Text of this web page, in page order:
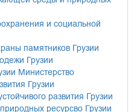
и социальной
памятников Грузии
Грузии
Министерство
Грузии
развития Грузии
ресурсво Грузии